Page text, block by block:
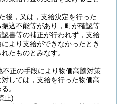
後，又は，支給決定を行った
込不能等があり，町が確認等
書等の補正が行われず，支給
より支給ができなかったとき
たものとみなす。
不正の手段により物価高騰対策
しては，支給を行った物価高
。
止)